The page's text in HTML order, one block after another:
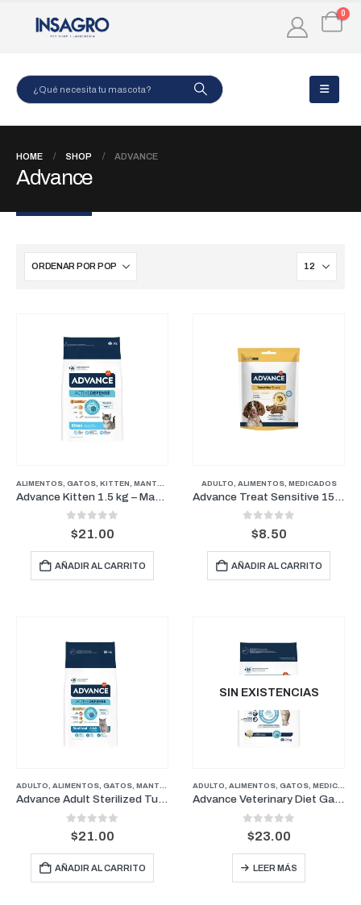
0
HOME SHOP ADVANCE
Advance
ALIMENTOS GATOS KITTEN MANTENIMIENTO
Advance Kitten 1.5 kg – Mantenimiento para Gatitos
out of 5
$21.00
AÑADIR AL CARRITO
ADULTO ALIMENTOS, MEDICADOS
Advance Treat Sensitive 150 g – Premios para Perros con Sensibilidad Digestiva
out of 5
$8.50
AÑADIR AL CARRITO
ADULTO, ALIMENTOS, GATOS, MANTENIMIENTO
Advance Adult Sterilized Turkey 1.5 kg – Mantenimiento para Gatos Adultos Esterilizados
0out of 5
$21.00
AÑADIR AL CARRITO
SIN EXISTENCIAS
ADULTO, ALIMENTOS, GATOS, MEDICADOS
Advance Veterinary Diet Gastroenteric 1.5 kg – Alimento Medicado para Gatos
0out of 5
$23.00
LEER MÁS